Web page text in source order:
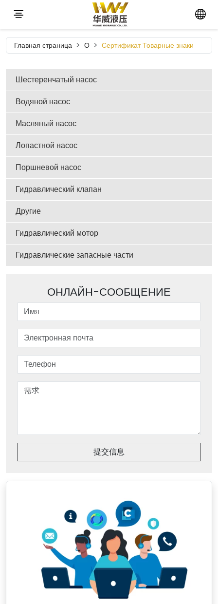
Главная страница О Сертификат Товарные знаки
Шестеренчатый насос
Водяной насос
Масляный насос
Лопастной насос
Поршневой насос
Гидравлический клапан
Другие
Гидравлический мотор
Гидравлические запасные части
ОНЛАЙН-СООБЩЕНИЕ
提交信息